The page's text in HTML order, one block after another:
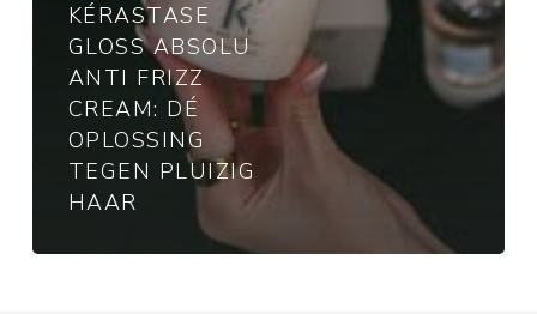
KÉRASTASE
GLOSS ABSOLU
ANTI FRIZZ
CREAM: DÉ
OPLOSSING
TEGEN PLUIZIG
HAAR